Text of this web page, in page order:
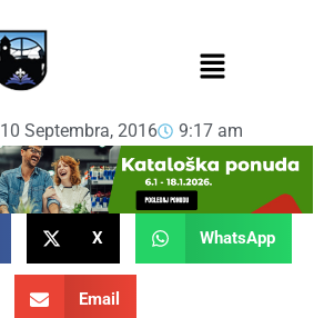
10 Septembra, 2016 9:17 am
X WhatsApp
Email